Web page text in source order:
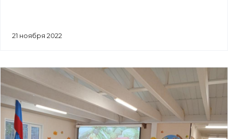
21 ноября 2022